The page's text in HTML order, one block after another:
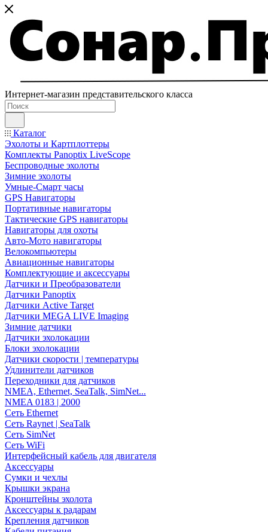
Интернет-магазин представительского класса
Каталог
Эхолоты и Картплоттеры
Комплекты Panoptix LiveScope
Беспроводные эхолоты
Зимние эхолоты
Умные-Смарт часы
GPS Навигаторы
Портативные навигаторы
Тактические GPS навигаторы
Навигаторы для охоты
Авто-Мото навигаторы
Велокомпьютеры
Авиационные навигаторы
Комплектующие и аксессуары
Датчики и Преобразователи
Датчики Panoptix
Датчики Active Target
Датчики MEGA LIVE Imaging
Зимние датчики
Датчики эхолокации
Блоки эхолокации
Датчики скорости | температуры
Удлинители датчиков
Переходники для датчиков
NMEA, Ethernet, SeaTalk, SimNet...
NMEA 0183 | 2000
Сеть Ethernet
Сеть Raynet | SeaTalk
Сеть SimNet
Сеть WiFi
Интерфейсный кабель для двигателя
Аксессуары
Сумки и чехлы
Крышки экрана
Кронштейны эхолота
Аксессуары к радарам
Крепления датчиков